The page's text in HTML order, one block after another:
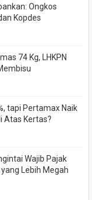
Ongkos
Kopdes
74 Kg, LHKPN
tapi Pertamax Naik
Atas Kertas?
Wajib Pajak
Lebih Megah